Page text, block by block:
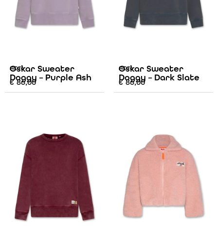
AO76
Oskar Sweater
Doggy – Purple Ash
€86,00
AO76
Oskar Sweater
Doggy – Dark Slate
€86,00